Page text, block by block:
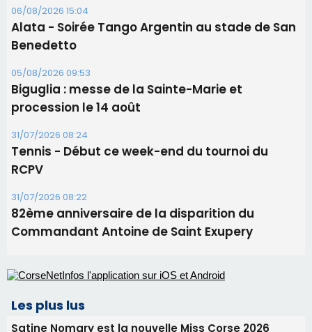
31/07/2026 08:24
Tennis - Début ce week-end du tournoi du
RCPV
31/07/2026 08:22
82ème anniversaire de la disparition du
Commandant Antoine de Saint Exupery
Les plus lus
Satine Nomary est la nouvelle Miss Corse 2026
Éclipse du 12 août : la Corse aux premières loges
d'un spectacle qui ne reviendra pas avant 2081
face à une nouvelle escroquerie au faux vendeur de
En Corse, un début de saison marqué par une
consommation en recul dans les restaurants